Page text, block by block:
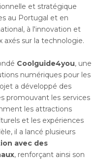
et stratégique
au Portugal et en
à l'innovation et
sur la technologie.
Coolguide4you, une
numériques pour les
a développé des
promouvant les services
les attractions
et les expériences
il a lancé plusieurs
avec des
, renforçant ainsi son